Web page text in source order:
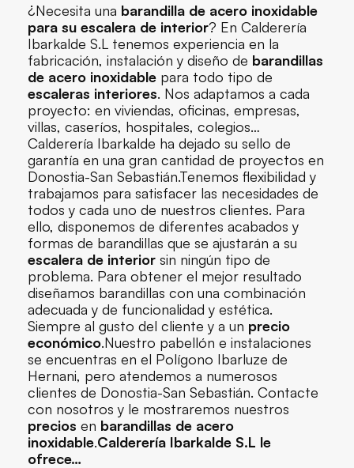
¿Necesita una barandilla de acero inoxidable
para su escalera de interior? En Calderería
Ibarkalde S.L tenemos experiencia en la
fabricación, instalación y diseño de barandillas
de acero inoxidable para todo tipo de
escaleras interiores. Nos adaptamos a cada
proyecto: en viviendas, oficinas, empresas,
villas, caseríos, hospitales, colegios…
Calderería Ibarkalde ha dejado su sello de
garantía en una gran cantidad de proyectos en
Donostia-San Sebastián.Tenemos flexibilidad y
trabajamos para satisfacer las necesidades de
todos y cada uno de nuestros clientes. Para
ello, disponemos de diferentes acabados y
formas de barandillas que se ajustarán a su
escalera de interior sin ningún tipo de
problema. Para obtener el mejor resultado
diseñamos barandillas con una combinación
adecuada y de funcionalidad y estética.
Siempre al gusto del cliente y a un precio
económico.Nuestro pabellón e instalaciones
se encuentras en el Polígono Ibarluze de
Hernani, pero atendemos a numerosos
clientes de Donostia-San Sebastián. Contacte
con nosotros y le mostraremos nuestros
precios en barandillas de acero
inoxidable.Calderería Ibarkalde S.L le
ofrece…